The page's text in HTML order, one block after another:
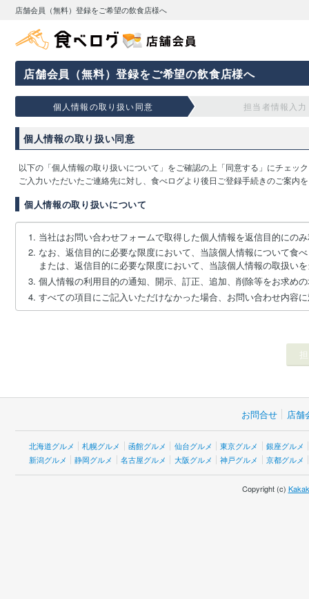
店舗会員（無料）登録をご希望の飲食店様へ
店舗会員（無料）登録をご希望の飲食店様へ
個人情報の取り扱い同意 担当者情報入力
個人情報の取り扱い同意
以下の「個人情報の取り扱いについて」をご確認の上「同意する」にチェッ
ご入力いただいたご連絡先に対し、食べログより後日ご登録手続きのご案内
個人情報の取り扱いについて
当社はお問い合わせフォームで取得した個人情報を返信目的にの
なお、返信目的に必要な限度において、当該個人情報について食
または、返信目的に必要な限度において、当該個人情報の取扱い
個人情報の利用目的の通知、開示、訂正、追加、削除等をお求め
すべての項目にご記入いただけなかった場合、お問い合わせ内容
お問合せ 店舗
北海道グルメ 札幌グルメ 函館グルメ 仙台グルメ 東京グルメ
銀座グルメ
新潟グルメ
静岡グルメ 名古屋グルメ 大阪グルメ 神戸グルメ 京都グルメ
Copyright (c)